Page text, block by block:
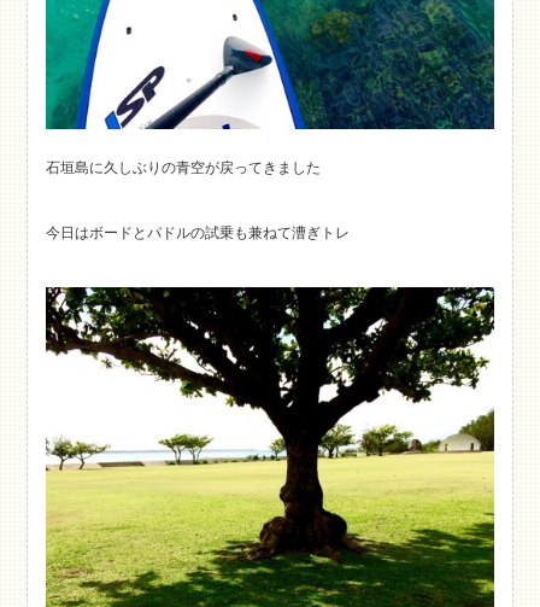
石垣島に久しぶりの青空が戻ってきました
今日はボードとパドルの試乗も兼ねて漕ぎトレ